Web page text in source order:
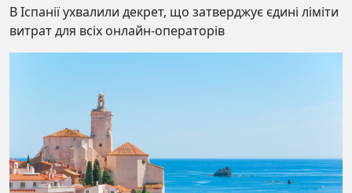
В Іспанії ухвалили декрет, що затверджує єдині ліміти
витрат для всіх онлайн-операторів